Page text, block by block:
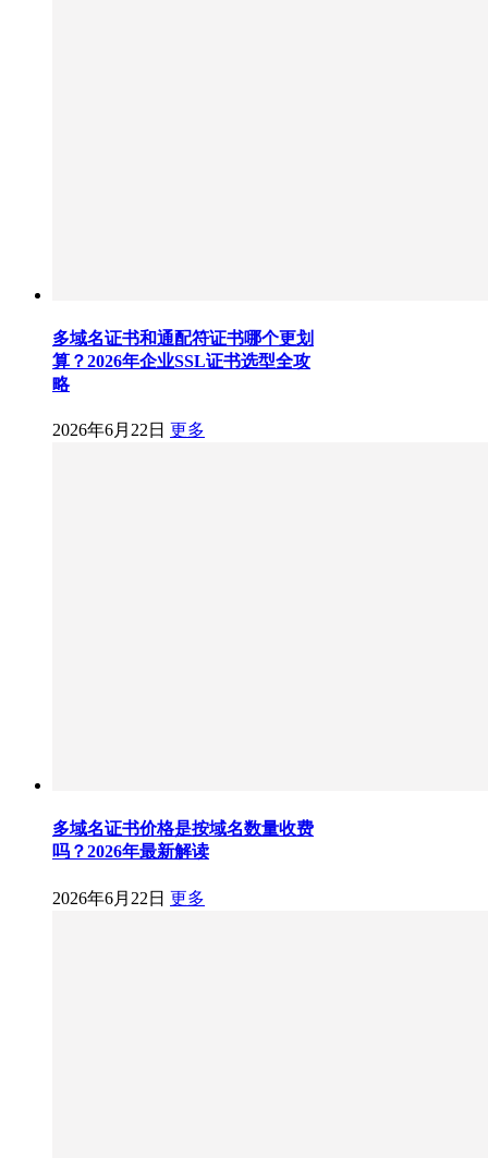
多域名证书和通配符证书哪个更划
算？2026年企业SSL证书选型全攻
略
2026年6月22日 更多
多域名证书价格是按域名数量收费
吗？2026年最新解读
2026年6月22日 更多